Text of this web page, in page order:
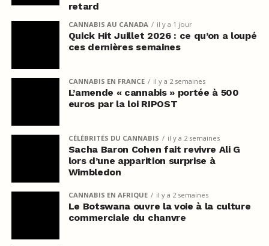
retard
CANNABIS AU CANADA il y a 1 jour
Quick Hit Juillet 2026 : ce qu’on a loupé
ces dernières semaines
CANNABIS EN FRANCE il y a 2 semaines
L’amende « cannabis » portée à 500
euros par la loi RIPOST
CÉLÉBRITÉS DU CANNABIS il y a 2 semaines
Sacha Baron Cohen fait revivre Ali G
lors d’une apparition surprise à
Wimbledon
CANNABIS EN AFRIQUE il y a 2 semaines
Le Botswana ouvre la voie à la culture
commerciale du chanvre